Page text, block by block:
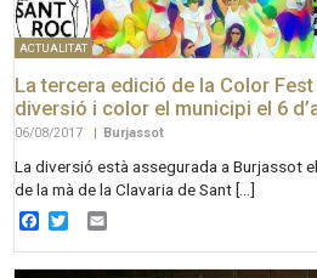
ACTUALITAT
La tercera edició de la Color
diversió i color el municipi el 6
06/08/2017 Burjassot
La diversió està assegurada a Burjassot
de la mà de la Clavaria de Sant […]
Facebook
Twitter